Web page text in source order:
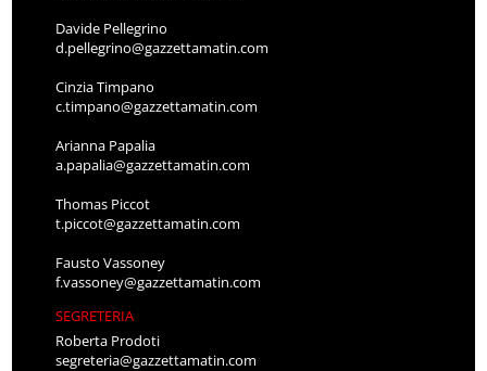
Davide Pellegrino
d.pellegrino@gazzettamatin.com
Cinzia Timpano
c.timpano@gazzettamatin.com
Arianna Papalia
a.papalia@gazzettamatin.com
Thomas Piccot
t.piccot@gazzettamatin.com
Fausto Vassoney
f.vassoney@gazzettamatin.com
SEGRETERIA
Roberta Prodoti
segreteria@gazzettamatin.com